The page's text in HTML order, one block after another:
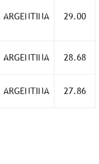
ARGENTINA 29.00
ARGENTINA 28.68
ARGENTINA 27.86